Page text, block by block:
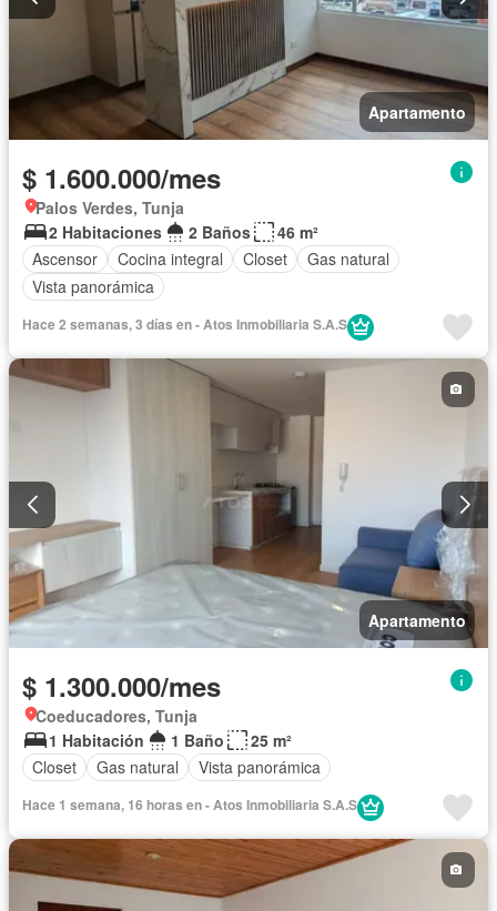
Apartamento
$ 1.600.000/mes
Palos Verdes, Tunja
2 Habitaciones
2 Baños
46 m²
Ascensor
Cocina integral Closet
Gas natural
Vista panorámica
Hace 2 semanas, 3 días en - Atos Inmobiliaria S.A.S
Apartamento
$ 1.300.000/mes
Coeducadores, Tunja
1 Habitación
1 Baño
25 m²
Closet
Gas natural Vista panorámica
Hace 1 semana, 16 horas en - Atos Inmobiliaria S.A.S